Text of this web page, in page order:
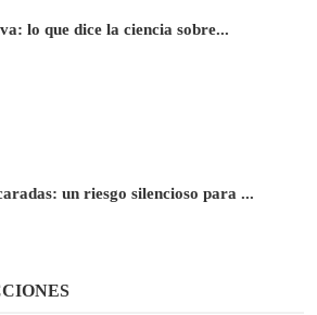
lo que dice la ciencia sobre...
un riesgo silencioso para ...